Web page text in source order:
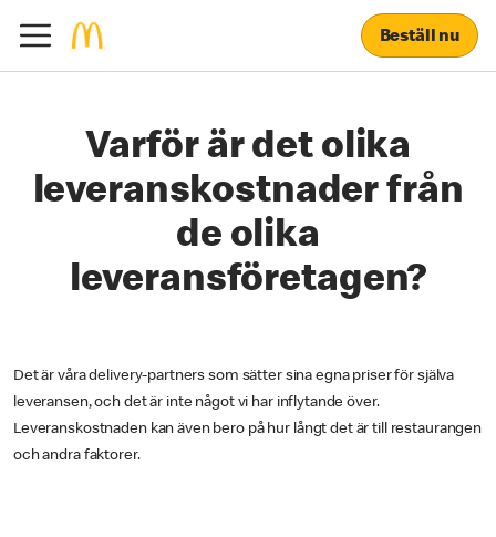
Beställ nu
Varför är det olika
leveranskostnader från
de olika
leveransföretagen?
Det är våra delivery-partners som sätter sina egna priser för själva
leveransen, och det är inte något vi har inflytande över.
Leveranskostnaden kan även bero på hur långt det är till restaurangen
och andra faktorer.